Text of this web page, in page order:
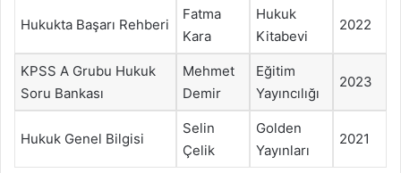
Hukukta Başarı Rehberi
Fatma
Kara
Hukuk
Kitabevi
2022
KPSS A Grubu Hukuk
Soru Bankası
Mehmet
Demir
Eğitim
Yayıncılığı
2023
Hukuk Genel Bilgisi
Selin
Çelik
Golden
Yayınları
2021